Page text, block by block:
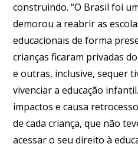
construindo. “O Brasil foi
demorou a reabrir as
educacionais de forma
crianças ficaram privadas
e outras, inclusive, sequer
vivenciar a educação
impactos e causa
de cada criança, que não
acessar o seu direito à